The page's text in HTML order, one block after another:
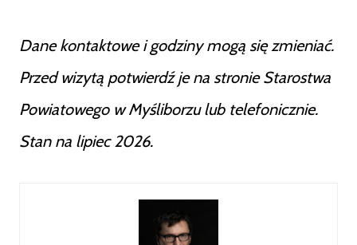
Dane kontaktowe i godziny mogą się zmieniać.
Przed wizytą potwierdź je na stronie Starostwa
Powiatowego w Myśliborzu lub telefonicznie.
Stan na lipiec 2026.